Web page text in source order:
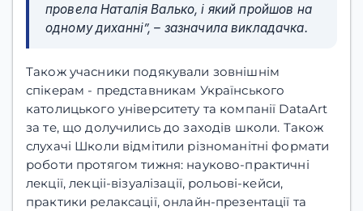
провела Наталія Валько, і який пройшов на
одному диханні”, – зазначила викладачка.
Також учасники подякували зовнішнім
спікерам - представникам Українського
католицького університету та компанії DataArt
за те, що долучились до заходів школи. Також
слухачі Школи відмітили різноманітні формати
роботи протягом тижня: науково-практичні
лекції, лекціі-візуалізації, рольові-кейси,
практики релаксації, онлайн-презентації та